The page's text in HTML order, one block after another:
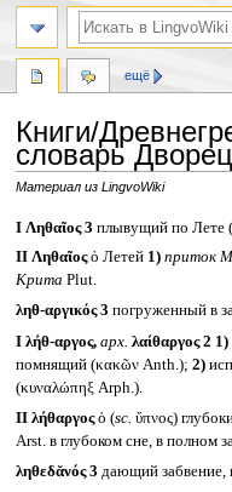
Книги/
словарь
Материал из LingvoWiki
Перейти
к
навигации
Перейти
к
поиску
I Ληθαῖος 3 плывущий по Лете
II Ληθαῖοςὁ Летей 1) приток
Крита Plut.
ληθ-αργικός 3 погруженный в
I λήθ-αργος, арх. λαίθαργος 2 1)
помнящий (κακῶν Anth.); 2)
(κυναλώπηξ Arph.).
II λήθαργοςὁ (sc. ὕπνος)
Arst. в глубоком сне, в полном
ληθεδᾰνός 3 дающий забвение,
ещё